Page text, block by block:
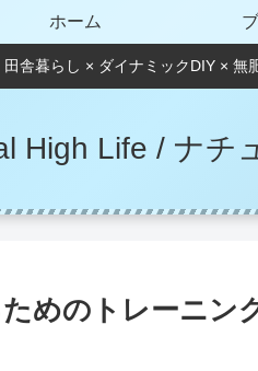
田舎暮らし × ダイナミックDIY × 無
High Life / ナチ
ホーム
めのトレーニン